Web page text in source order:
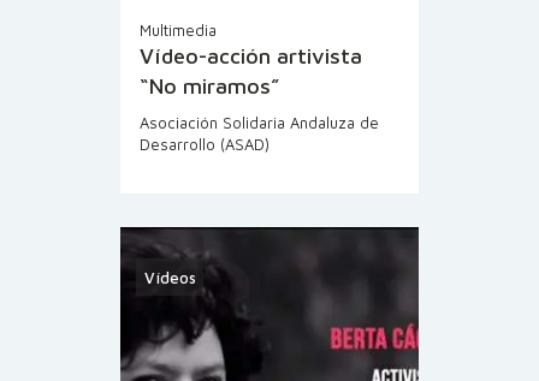
Multimedia
Vídeo-acción artivista
“No miramos”
Asociación Solidaria Andaluza de
Desarrollo (ASAD)
Vídeos